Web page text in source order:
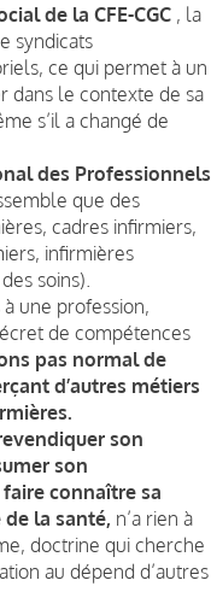
de la CFE-CGC , la
syndicats
ce qui permet à un
dans le contexte de sa
s’il a changé de
des Professionnels
que des
cadres infirmiers,
infirmières
soins).
une profession,
de compétences
pas normal de
d’autres métiers
son
son
connaître sa
la santé, n’a rien à
doctrine qui cherche
au dépend d’autres